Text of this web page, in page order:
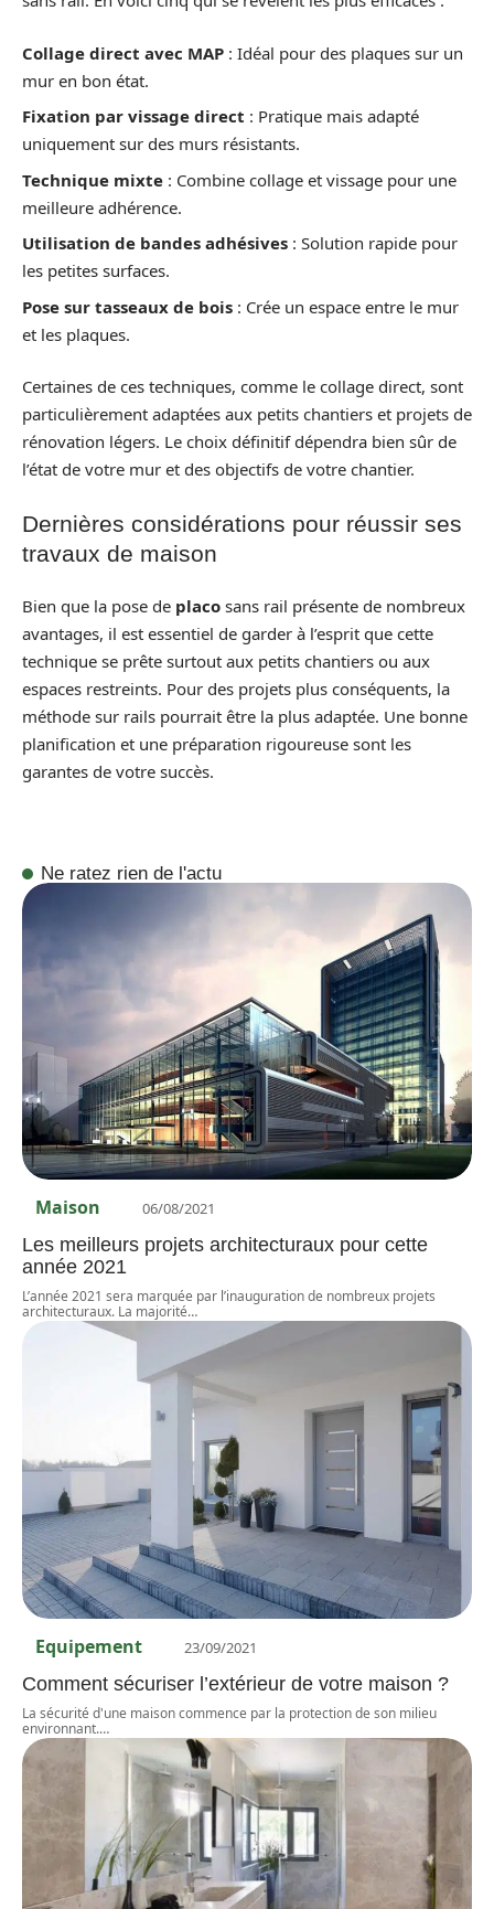
Collage direct avec MAP : Idéal pour des plaques sur un
mur en bon état.
Fixation par vissage direct : Pratique mais adapté
uniquement sur des murs résistants.
Technique mixte : Combine collage et vissage pour une
meilleure adhérence.
Utilisation de bandes adhésives : Solution rapide pour
les petites surfaces.
Pose sur tasseaux de bois : Crée un espace entre le mur
et les plaques.
Certaines de ces techniques, comme le collage direct, sont
particulièrement adaptées aux petits chantiers et projets de
rénovation légers. Le choix définitif dépendra bien sûr de
l’état de votre mur et des objectifs de votre chantier.
Dernières considérations pour réussir ses
travaux de maison
Bien que la pose de placo sans rail présente de nombreux
avantages, il est essentiel de garder à l’esprit que cette
technique se prête surtout aux petits chantiers ou aux
espaces restreints. Pour des projets plus conséquents, la
méthode sur rails pourrait être la plus adaptée. Une bonne
planification et une préparation rigoureuse sont les
garantes de votre succès.
Ne ratez rien de l'actu
Maison 06/08/2021
Les meilleurs projets architecturaux pour cette
année 2021
L’année 2021 sera marquée par l’inauguration de nombreux projets
architecturaux. La majorité…
Equipement 23/09/2021
Comment sécuriser l’extérieur de votre maison ?
La sécurité d'une maison commence par la protection de son milieu
environnant.…